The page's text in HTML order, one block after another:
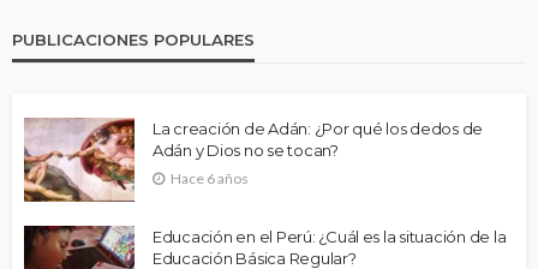
PUBLICACIONES POPULARES
La creación de Adán: ¿Por qué los dedos de
Adán y Dios no se tocan?
Hace 6 años
Educación en el Perú: ¿Cuál es la situación de la
Educación Básica Regular?